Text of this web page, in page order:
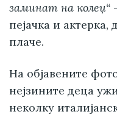
заминат на колеџ“
пејачка и
плаче.
На објавените
нејзините деца
неколку